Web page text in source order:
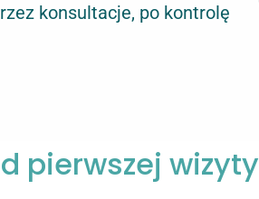
konsultacje, po kontrolę
pierwszej wizyty